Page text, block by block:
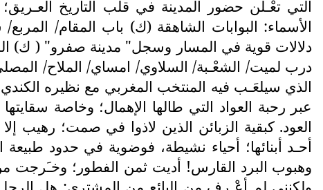
التي تعْـلن حضور المدينة في قلب التاريخ
الأسماء: البوابات الشاهقة (ك) باب المقام/
دلالات قوية في المسار وسجل" مدينة صفرو" ( ك)
درب لميت/ الشعْـبة/ السلاوي/ امساي/ الملاح/
الذي سيلعَـب فيه المنتخب المغربي مع نظيره
عبر رحبة العواد التي طالها الإهمال؛ وخاصة
العود. كبقية الزبائن الذين لاذوا في صمت؛ رهيب
أحـد أبنائها؛ أحياء نشيطة، فوضوية في حدود طبيعة
وهبوب البرد القارس! أديت ثمن الفطور؛ وخـَرجت